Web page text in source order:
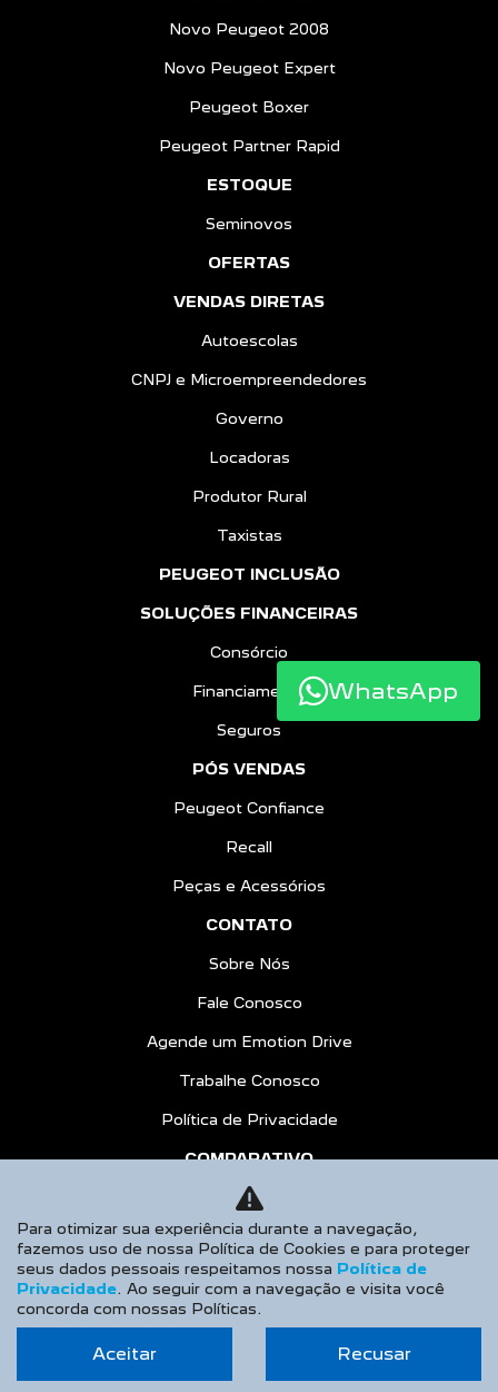
Novo Peugeot 2008
Novo Peugeot Expert
Peugeot Boxer
Peugeot Partner Rapid
ESTOQUE
Seminovos
OFERTAS
VENDAS DIRETAS
Autoescolas
CNPJ e Microempreendedores
Governo
Locadoras
Produtor Rural
Taxistas
PEUGEOT INCLUSÃO
SOLUÇÕES FINANCEIRAS
Consórcio
Financiamento
Seguros
PÓS VENDAS
Peugeot Confiance
Recall
Peças e Acessórios
CONTATO
Sobre Nós
Fale Conosco
Agende um Emotion Drive
Trabalhe Conosco
Política de Privacidade
COMPARATIVO
AGENDE UM TEST DRIVE
No trânsito, enxergar o outro salva
vidas.
WhatsApp
Para otimizar sua experiência durante a navegação,
fazemos uso de nossa Política de Cookies e para proteger
seus dados pessoais respeitamos nossa Política de
Privacidade. Ao seguir com a navegação e visita você
concorda com nossas Políticas.
Aceitar Recusar